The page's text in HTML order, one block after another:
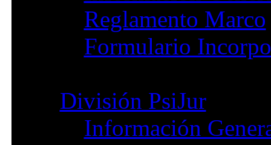
Reglamento Marco
Formulario
División PsiJur
Información